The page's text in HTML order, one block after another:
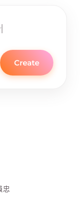
Create
忠